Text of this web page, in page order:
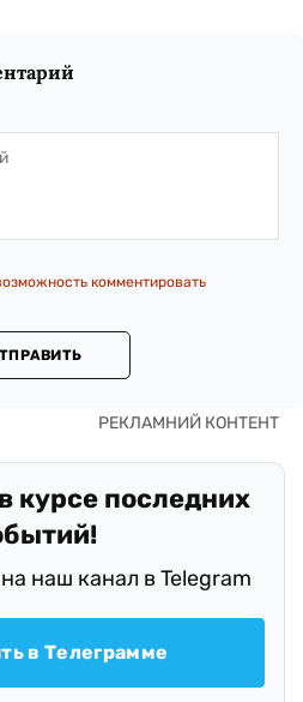
комментировать
курсе последних
наш канал в Telegram
в Телеграмме